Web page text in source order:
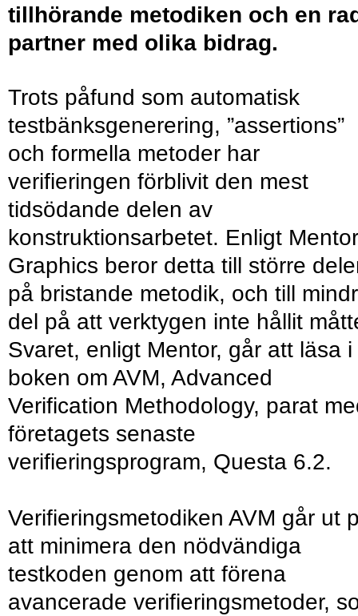
tillhörande metodiken och en
partner med olika bidrag.
Trots påfund som automatisk
testbänksgenerering, ”assertions”
och formella metoder har
verifieringen förblivit den mest
tidsödande delen av
konstruktionsarbetet. Enligt Mentor
Graphics beror detta till större
på bristande metodik, och till
del på att verktygen inte hållit
Svaret, enligt Mentor, går att läsa i
boken om AVM, Advanced
Verification Methodology, parat
företagets senaste
verifieringsprogram, Questa 6.2.
Verifieringsmetodiken AVM går ut
att minimera den nödvändiga
testkoden genom att förena
avancerade verifieringsmetoder,